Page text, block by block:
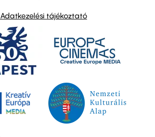
Adatkezelési tájékoztató